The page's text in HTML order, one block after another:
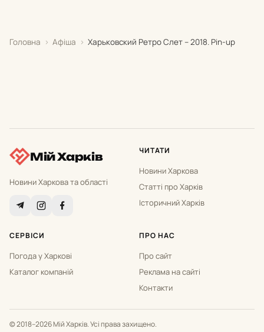
Головна › Афіша › Харьковский Ретро Слет – 2018. Pin-up
Мій Харків
Новини Харкова та області
ЧИТАТИ
Новини Харкова
Статті про Харків
Історичний Харків
СЕРВІСИ
Погода у Харкові
Каталог компаній
ПРО НАС
Про сайт
Реклама на сайті
Контакти
© 2018–2026 Мій Харків. Усі права захищено.